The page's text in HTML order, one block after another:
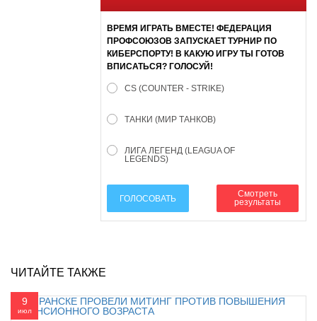
ВРЕМЯ ИГРАТЬ ВМЕСТЕ! ФЕДЕРАЦИЯ
ПРОФСОЮЗОВ ЗАПУСКАЕТ ТУРНИР ПО
КИБЕРСПОРТУ! В КАКУЮ ИГРУ ТЫ ГОТОВ
ВПИСАТЬСЯ? ГОЛОСУЙ!
CS (COUNTER - STRIKE)
ТАНКИ (МИР ТАНКОВ)
ЛИГА ЛЕГЕНД (LEAGUA OF
LEGENDS)
ГОЛОСОВАТЬ
Смотреть
результаты
ЧИТАЙТЕ ТАКЖЕ
9
июл